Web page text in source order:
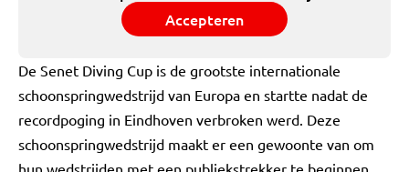
Accepteren
De Senet Diving Cup is de grootste internationale
schoonspringwedstrijd van Europa en startte nadat de
recordpoging in Eindhoven verbroken werd. Deze
schoonspringwedstrijd maakt er een gewoonte van om
hun wedstrijden met een publiekstrekker te beginnen.